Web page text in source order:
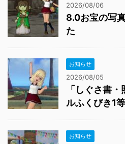
2026/08/06
8.0お宝の写
た
お知らせ
2026/08/05
「しぐさ書
ルふくびき1
お知らせ